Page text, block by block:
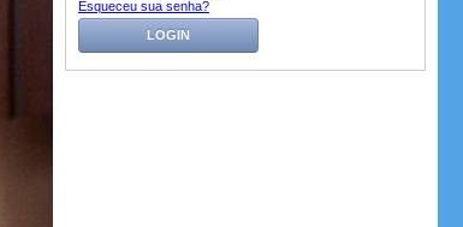
Esqueceu sua senha?
LOGIN